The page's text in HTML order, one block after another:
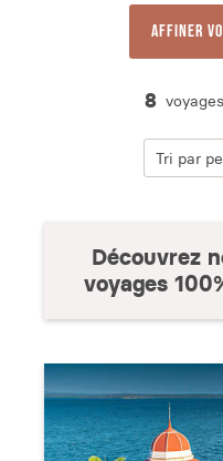
Affiner
8
Découvrez
voyages